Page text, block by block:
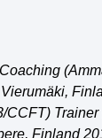
CCFT) Trainer
Finland